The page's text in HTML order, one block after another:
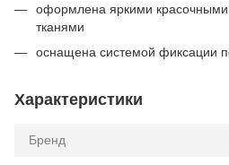
оформлена яркими
тканями
оснащена системой фиксации
Характеристики
Бренд